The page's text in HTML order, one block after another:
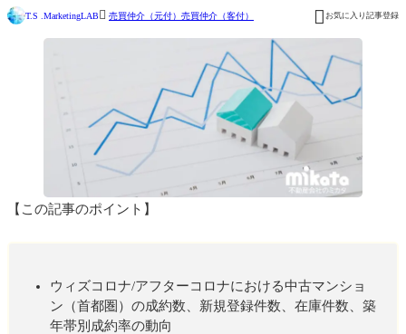
T.S .MarketingLAB 売買仲介（元付） 売買仲介（客付）  お気に入り記事登録
【この記事のポイント】
ウィズコロナ/アフターコロナにおける中古マンショ
ン（首都圏）の成約数、新規登録件数、在庫件数、築
年帯別成約率の動向